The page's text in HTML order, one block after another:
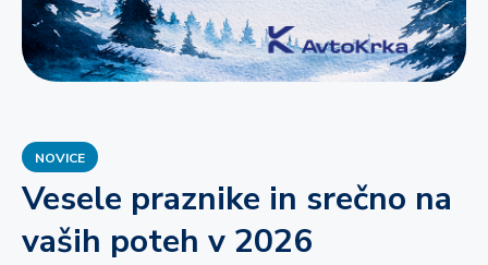
NOVICE
Vesele praznike in srečno na
vaših poteh v 2026